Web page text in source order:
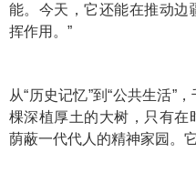
能。今天，它还能在推动边
挥作用。”
从“历史记忆”到“公共生活”
棵深植厚土的大树，只有在
荫蔽一代代人的精神家园。